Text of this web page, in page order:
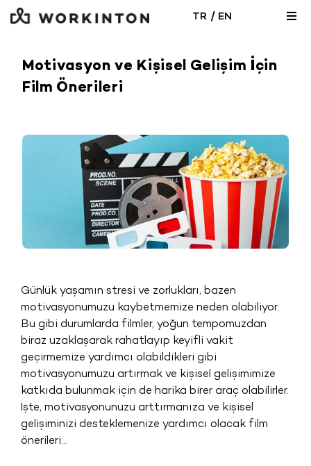
Skip
to
TR / EN
Lokasyonlar
Ofis Çözümleri
Toplantı Odası
Motivasyon ve Kişisel Gelişim İçin
Film Önerileri
Günlük yaşamın stresi ve zorlukları, bazen
motivasyonumuzu kaybetmemize neden olabiliyor.
Bu gibi durumlarda filmler, yoğun tempomuzdan
biraz uzaklaşarak rahatlayıp keyifli vakit
geçirmemize yardımcı olabildikleri gibi
motivasyonumuzu artırmak ve kişisel gelişimimize
katkıda bulunmak için de harika birer araç olabilirler.
İşte, motivasyonunuzu arttırmanıza ve kişisel
gelişiminizi desteklemenize yardımcı olacak film
önerileri…